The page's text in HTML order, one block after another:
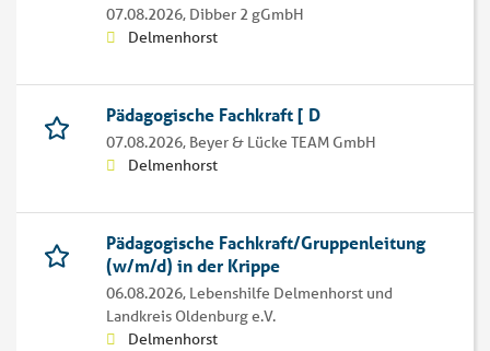
07.08.2026, Dibber 2 gGmbH
Delmenhorst
Pädagogische Fachkraft [ D
07.08.2026, Beyer & Lücke TEAM GmbH
Delmenhorst
Pädagogische Fachkraft/Gruppenleitung
(w/m/d) in der Krippe
06.08.2026, Lebenshilfe Delmenhorst und
Landkreis Oldenburg e.V.
Delmenhorst